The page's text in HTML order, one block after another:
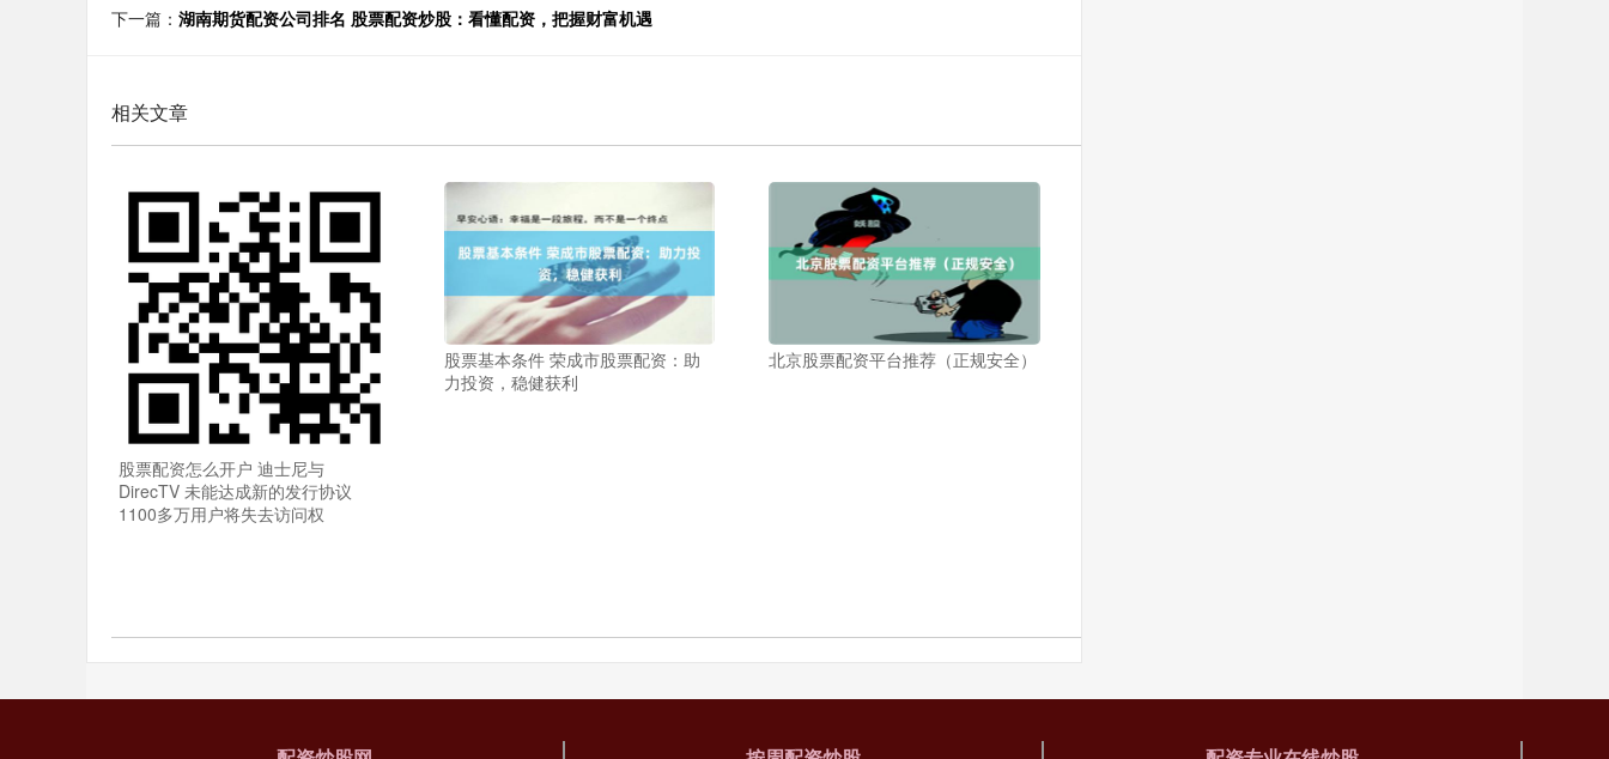
下一篇： 湖南期货配资公司排名 股票配资炒股：看懂配资，把握财富机遇
相关文章
股票配资怎么开户 迪士尼与
DirecTV 未能达成新的发行协议
1100多万用户将失去访问权
股票基本条件 荣成市股票配资：助
力投资，稳健获利
北京股票配资平台推荐（正规安全）